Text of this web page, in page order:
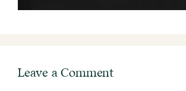
Leave a Comment